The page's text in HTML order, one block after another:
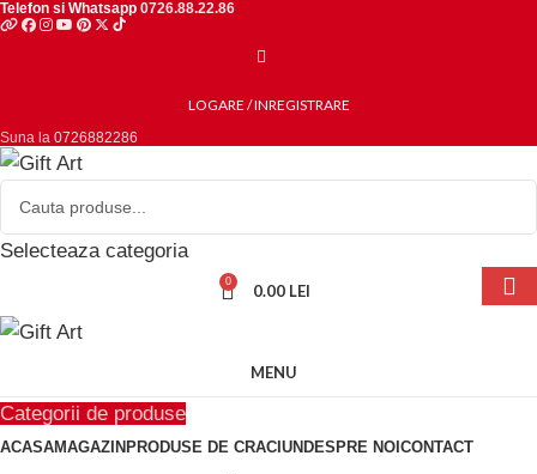
Telefon si Whatsapp 0726.88.22.86
LOGARE / INREGISTRARE
Suna la 0726882286
Selecteaza categoria
0 0.00 LEI
MENU
Categorii de produse
ACASAMAGAZIN PRODUSE DE CRACIUN DESPRE NOI CONTACT